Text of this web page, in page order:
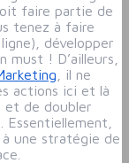
faire partie de
tenez à faire
développer
! D’ailleurs,
, il ne
actions ici et là
et de doubler
une stratégie de